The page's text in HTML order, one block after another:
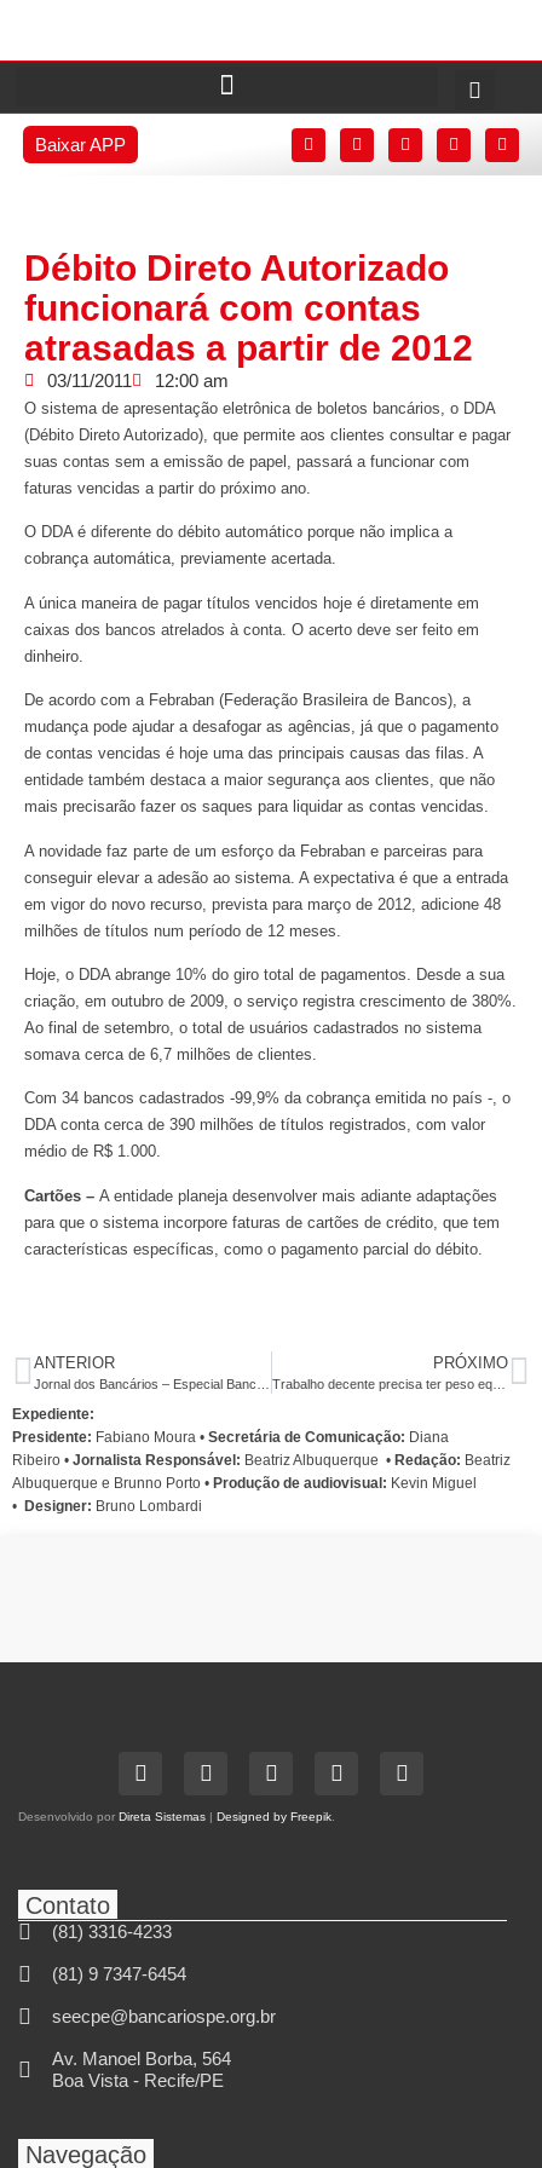
Baixar APP
Débito Direto Autorizado
funcionará com contas
atrasadas a partir de 2012
03/11/2011 12:00 am
O sistema de apresentação eletrônica de boletos bancários, o DDA
(Débito Direto Autorizado), que permite aos clientes consultar e pagar
suas contas sem a emissão de papel, passará a funcionar com
faturas vencidas a partir do próximo ano.
O DDA é diferente do débito automático porque não implica a
cobrança automática, previamente acertada.
A única maneira de pagar títulos vencidos hoje é diretamente em
caixas dos bancos atrelados à conta. O acerto deve ser feito em
dinheiro.
De acordo com a Febraban (Federação Brasileira de Bancos), a
mudança pode ajudar a desafogar as agências, já que o pagamento
de contas vencidas é hoje uma das principais causas das filas. A
entidade também destaca a maior segurança aos clientes, que não
mais precisarão fazer os saques para liquidar as contas vencidas.
A novidade faz parte de um esforço da Febraban e parceiras para
conseguir elevar a adesão ao sistema. A expectativa é que a entrada
em vigor do novo recurso, prevista para março de 2012, adicione 48
milhões de títulos num período de 12 meses.
Hoje, o DDA abrange 10% do giro total de pagamentos. Desde a sua
criação, em outubro de 2009, o serviço registra crescimento de 380%.
Ao final de setembro, o total de usuários cadastrados no sistema
somava cerca de 6,7 milhões de clientes.
Com 34 bancos cadastrados -99,9% da cobrança emitida no país -, o
DDA conta cerca de 390 milhões de títulos registrados, com valor
médio de R$ 1.000.
Cartões – A entidade planeja desenvolver mais adiante adaptações
para que o sistema incorpore faturas de cartões de crédito, que tem
características específicas, como o pagamento parcial do débito.
ANTERIOR PRÓXIMO
Trabalho decente precisa ter peso equivalente ao de indicadores econômicos
Expediente:
Presidente: Fabiano Moura • Secretária de Comunicação: Diana
Ribeiro • Jornalista Responsável: Beatriz Albuquerque • Redação: Beatriz
Albuquerque e Brunno Porto • Produção de audiovisual: Kevin Miguel
• Designer: Bruno Lombardi
Desenvolvido por Direta Sistemas | Designed by Freepik
Contato
(81) 3316-4233
(81) 9 7347-6454
seecpe@bancariospe.org.br
Av. Manoel Borba, 564
Boa Vista - Recife/PE
Navegação